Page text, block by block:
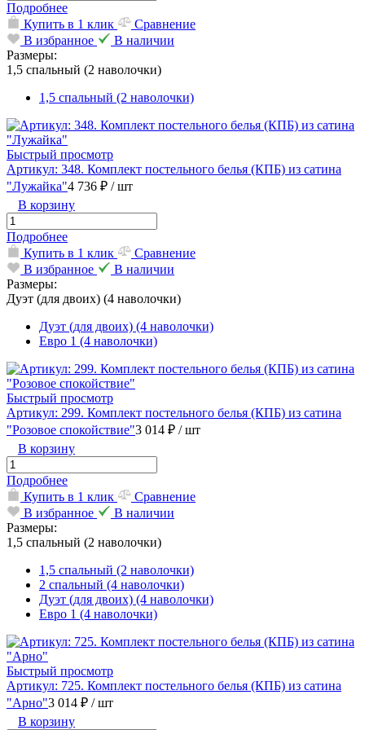
Подробнее
Купить в 1 клик
Сравнение
В избранное
В наличии
Размеры:
1,5 спальный (2 наволочки)
1,5 спальный (2 наволочки)
Быстрый просмотр
Артикул: 348. Комплект постельного белья (КПБ) из сатина
"Лужайка"4 736 ₽ / шт
В корзину
Подробнее
Купить в 1 клик
Сравнение
В избранное
В наличии
Размеры:
Дуэт (для двоих) (4 наволочки)
Дуэт (для двоих) (4 наволочки)
Евро 1 (4 наволочки)
Быстрый просмотр
Артикул: 299. Комплект постельного белья (КПБ) из сатина
"Розовое спокойствие"3 014 ₽ / шт
В корзину
Подробнее
Купить в 1 клик
Сравнение
В избранное
В наличии
Размеры:
1,5 спальный (2 наволочки)
1,5 спальный (2 наволочки)
2 спальный (4 наволочки)
Дуэт (для двоих) (4 наволочки)
Евро 1 (4 наволочки)
Быстрый просмотр
Артикул: 725. Комплект постельного белья (КПБ) из сатина
"Арно"3 014 ₽ / шт
В корзину